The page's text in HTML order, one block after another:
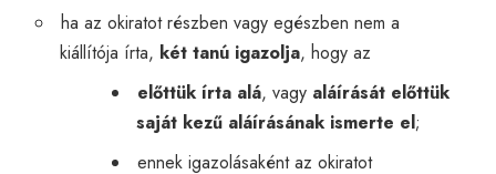
ha az okiratot részben vagy egészben nem a
kiállítója írta, két tanú igazolja, hogy az
előttük írta alá, vagy aláírását előttük
saját kezű aláírásának ismerte el;
ennek igazolásaként az okiratot